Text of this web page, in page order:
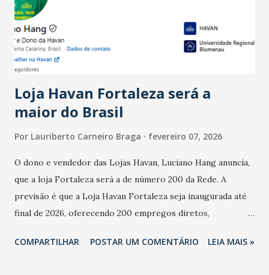
registraram equilíbrio financeiro. Já o percentual de
estabelecimentos no prejuízo ficou em 19%, pouco abaixo
do observado no mês anterior. Outros 1% não existiam em
novembro. Em relação a outubro, o faturamento também
cresceu. De acordo com a pesquisa, 44% dos n...
Loja Havan Fortaleza será a
maior do Brasil
Por Lauriberto Carneiro Braga fevereiro 07, 2026
O dono e vendedor das Lojas Havan, Luciano Hang anuncia,
que a loja Fortaleza será a de número 200 da Rede. A
previsão é que a Loja Havan Fortaleza seja inaugurada até
final de 2026, oferecendo 200 empregos diretos,
Havan Fortaleza ainda não foi anunciada oficialmente, mas
COMPARTILHAR POSTAR UM COMENTÁRIO LEIA MAIS »